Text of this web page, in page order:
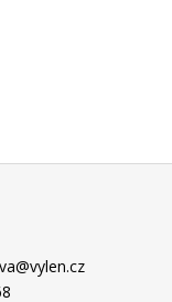
@vylen.cz